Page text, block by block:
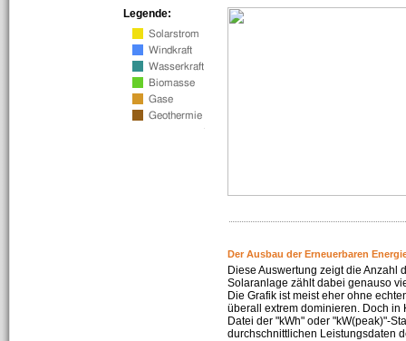
Legende:
Der Ausbau der Erneuerbaren
Diese Auswertung zeigt die Anzahl
Solaranlage zählt dabei genauso
Die Grafik ist meist eher ohne
überall extrem dominieren. Doch in
Datei der "kWh" oder "kW(peak)"-
durchschnittlichen Leistungsdaten